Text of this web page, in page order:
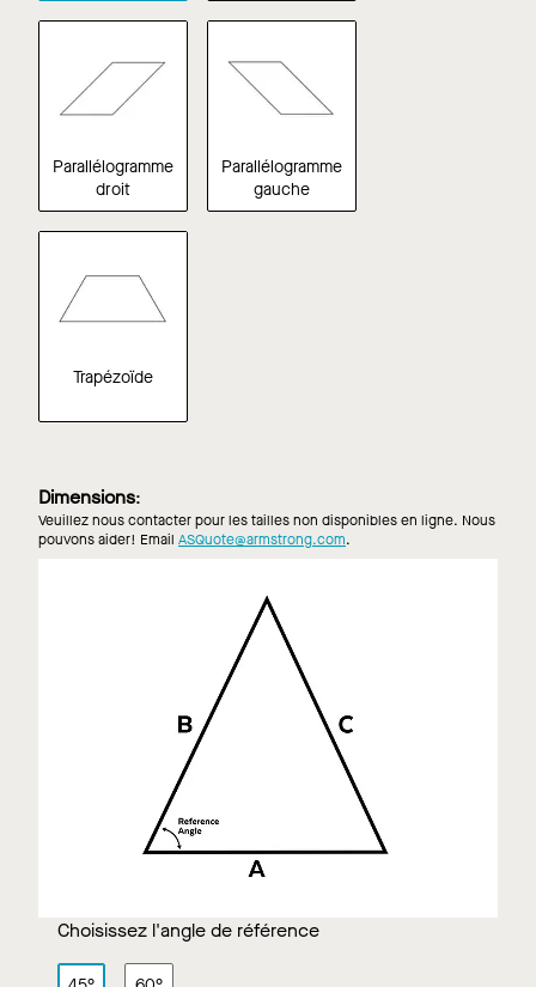
Parallélogramme
droit
Parallélogramme
gauche
Trapézoïde
Dimensions:
Veuillez nous contacter pour les tailles non disponibles en ligne. Nous
pouvons aider! Email ASQuote@armstrong.com.
Choisissez l'angle de référence